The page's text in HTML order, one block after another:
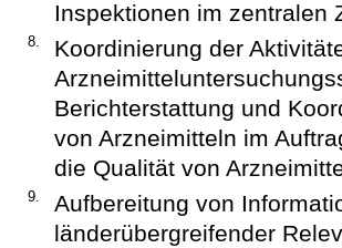
Inspektionen im zentralen
8.
Koordinierung der
Berichterstattung und
von Arzneimitteln im
die Qualität von
9.
Aufbereitung von
länderübergreifender